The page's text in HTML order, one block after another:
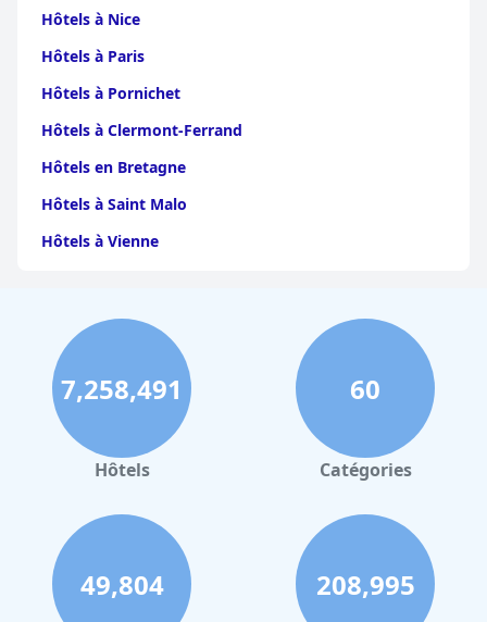
Hôtels à Nice
Hôtels à Paris
Hôtels à Pornichet
Hôtels à Clermont-Ferrand
Hôtels en Bretagne
Hôtels à Saint Malo
Hôtels à Vienne
Hôtels à Perpignan
Hôtels au Grand-Bornand
Hôtels à Strasbourg
Hôtels à Valence
Hôtels à Gerardmer
Hôtels à Lourdes
Hôtels à Saint-Lary-Soulan
Hôtels à Hendaye
7,258,491
Hôtels
60
Catégories
49,804 208,995